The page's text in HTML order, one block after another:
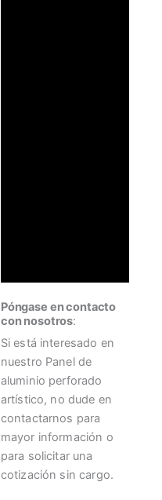
Póngase en contacto
con nosotros:
Si está interesado en
nuestro Panel de
aluminio perforado
artístico, no dude en
contactarnos para
mayor información o
para solicitar una
cotización sin cargo.